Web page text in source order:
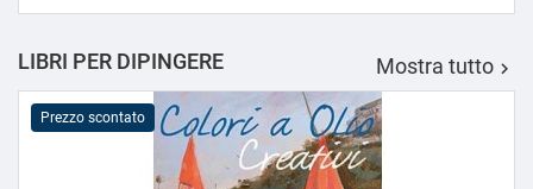
LIBRI PER DIPINGERE Mostra tutto 
Prezzo scontato